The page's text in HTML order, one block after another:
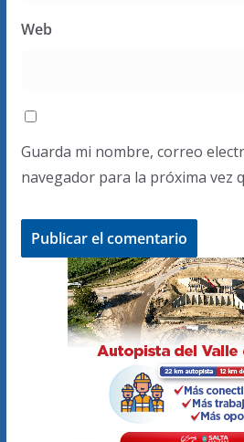
Web
Guarda mi nombre, correo
navegador para la próxima vez